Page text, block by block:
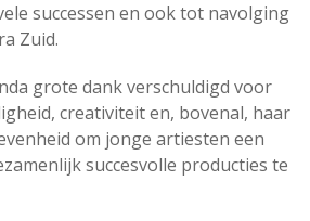
successen en ook tot navolging
Zuid.
grote dank verschuldigd voor
creativiteit en, bovenal, haar
om jonge artiesten een
succesvolle producties te